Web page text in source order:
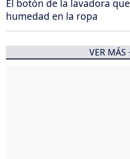
El botón de la lavadora
humedad en la ropa
VER MÁS